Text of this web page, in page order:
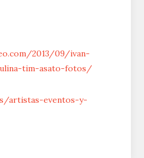
2013/09/ivan-
tim-asato-fotos/
artistas-eventos-y-